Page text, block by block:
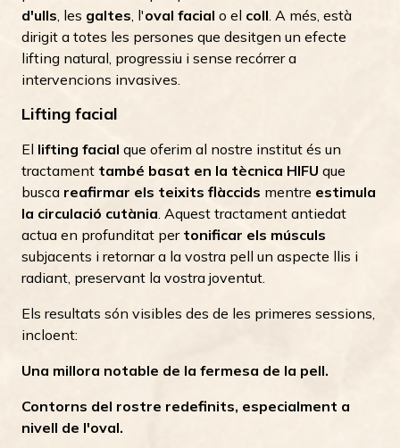
d'ulls , les galtes , l'oval facial o el coll . A més, està
dirigit a totes les persones que desitgen un efecte
lifting natural, progressiu i sense recórrer a
intervencions invasives.
Lifting facial
El lifting facial que oferim al nostre institut és un
tractament també basat en la tècnica HIFU que
busca reafirmar els teixits flàccids mentre estimula
la circulació cutània . Aquest tractament antiedat
actua en profunditat per tonificar els músculs
subjacents i retornar a la vostra pell un aspecte llis i
radiant, preservant la vostra joventut.
Els resultats són visibles des de les primeres sessions,
incloent:
Una millora notable de la fermesa de la pell.
Contorns del rostre redefinits, especialment a
nivell de l'oval.